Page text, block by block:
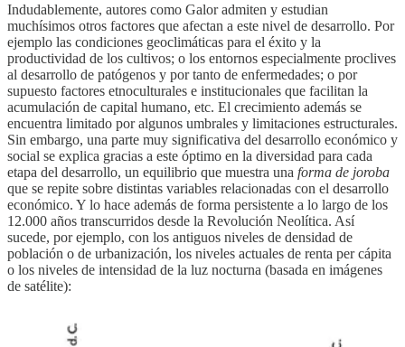
Indudablemente, autores como Galor admiten y estudian
muchísimos otros factores que afectan a este nivel de desarrollo. Por
ejemplo las condiciones geoclimáticas para el éxito y la
productividad de los cultivos; o los entornos especialmente proclives
al desarrollo de patógenos y por tanto de enfermedades; o por
supuesto factores etnoculturales e institucionales que facilitan la
acumulación de capital humano, etc. El crecimiento además se
encuentra limitado por algunos umbrales y limitaciones estructurales.
Sin embargo, una parte muy significativa del desarrollo económico y
social se explica gracias a este óptimo en la diversidad para cada
etapa del desarrollo, un equilibrio que muestra una forma de joroba
que se repite sobre distintas variables relacionadas con el desarrollo
económico. Y lo hace además de forma persistente a lo largo de los
12.000 años transcurridos desde la Revolución Neolítica. Así
sucede, por ejemplo, con los antiguos niveles de densidad de
población o de urbanización, los niveles actuales de renta per cápita
o los niveles de intensidad de la luz nocturna (basada en imágenes
de satélite):